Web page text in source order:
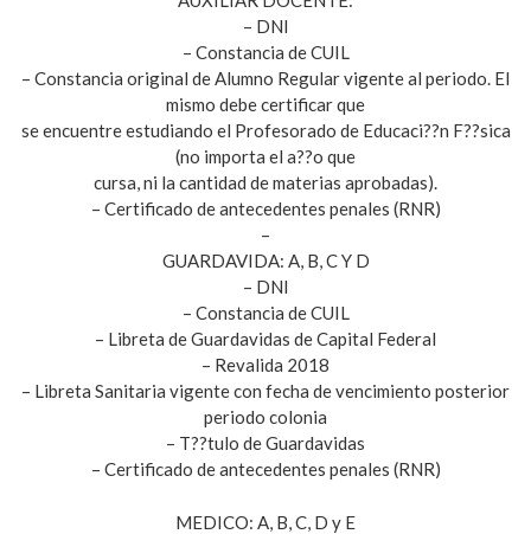
– DNI
– Constancia de CUIL
– Constancia original de Alumno Regular vigente al periodo. El
mismo debe certificar que
se encuentre estudiando el Profesorado de Educaci??n F??sica
(no importa el a??o que
cursa, ni la cantidad de materias aprobadas).
– Certificado de antecedentes penales (RNR)
–
GUARDAVIDA: A, B, C Y D
– DNI
– Constancia de CUIL
– Libreta de Guardavidas de Capital Federal
– Revalida 2018
– Libreta Sanitaria vigente con fecha de vencimiento posterior
periodo colonia
– T??tulo de Guardavidas
– Certificado de antecedentes penales (RNR)
MEDICO: A, B, C, D y E